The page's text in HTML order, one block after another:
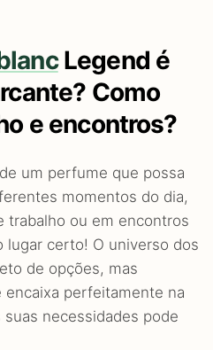
Legend é
Como
e encontros?
um perfume que possa
momentos do dia,
trabalho ou em encontros
lugar certo! O universo dos
de opções, mas
perfeitamente na
necessidades pode